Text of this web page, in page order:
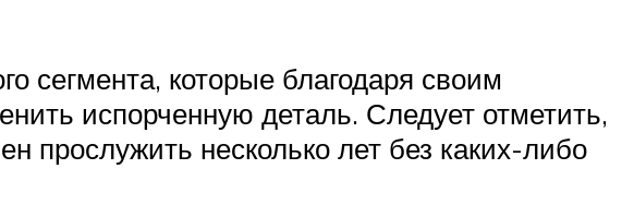
сегмента, которые благодаря своим
испорченную деталь. Следует отметить,
прослужить несколько лет без каких-либо